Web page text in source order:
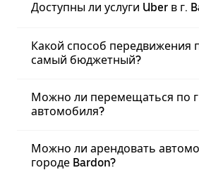
Доступны ли услуги Uber в г.
Какой способ передвижения
самый бюджетный?
Можно ли перемещаться по г
автомобиля?
Можно ли арендовать
городе Bardon?